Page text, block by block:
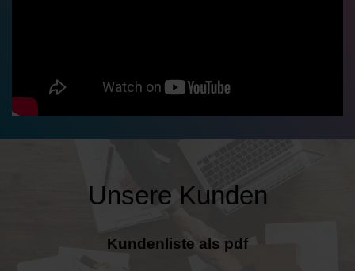
Unsere Kunden
Kundenliste als pdf